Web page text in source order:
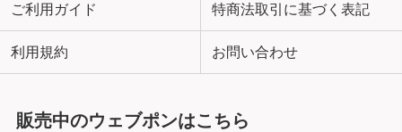
ご利用ガイド 特商法取引に基づく表記
利用規約 お問い合わせ
販売中のウェブポンはこちら